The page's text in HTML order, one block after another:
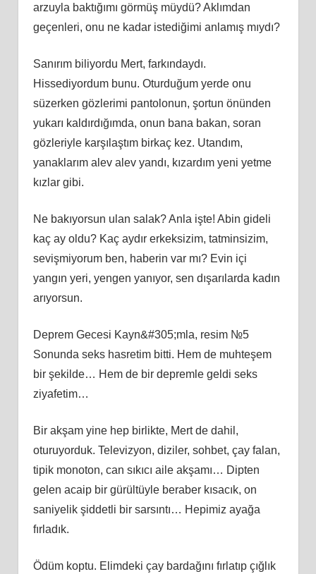
arzuyla baktığımı görmüş müydü? Aklımdan
geçenleri, onu ne kadar istediğimi anlamış mıydı?
Sanırım biliyordu Mert, farkındaydı.
Hissediyordum bunu. Oturduğum yerde onu
süzerken gözlerimi pantolonun, şortun önünden
yukarı kaldırdığımda, onun bana bakan, soran
gözleriyle karşılaştım birkaç kez. Utandım,
yanaklarım alev alev yandı, kızardım yeni yetme
kızlar gibi.
Ne bakıyorsun ulan salak? Anla işte! Abin gideli
kaç ay oldu? Kaç aydır erkeksizim, tatminsizim,
sevişmiyorum ben, haberin var mı? Evin içi
yangın yeri, yengen yanıyor, sen dışarılarda kadın
arıyorsun.
Deprem Gecesi Kayn&#305;mla, resim №5
Sonunda seks hasretim bitti. Hem de muhteşem
bir şekilde… Hem de bir depremle geldi seks
ziyafetim…
Bir akşam yine hep birlikte, Mert de dahil,
oturuyorduk. Televizyon, diziler, sohbet, çay falan,
tipik monoton, can sıkıcı aile akşamı… Dipten
gelen acaip bir gürültüyle beraber kısacık, on
saniyelik şiddetli bir sarsıntı… Hepimiz ayağa
fırladık.
Ödüm koptu. Elimdeki çay bardağını fırlatıp çığlık